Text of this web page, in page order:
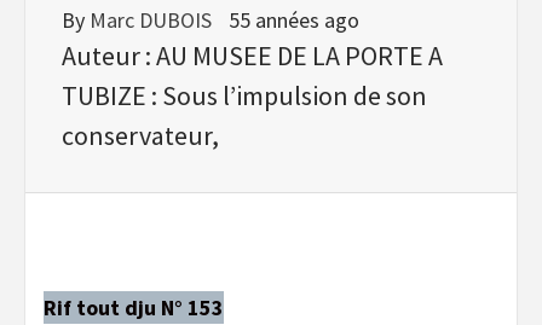
By Marc DUBOIS 55 années ago
Auteur : AU MUSEE DE LA PORTE A
TUBIZE : Sous l’impulsion de son
conservateur,
Rif tout dju N° 153